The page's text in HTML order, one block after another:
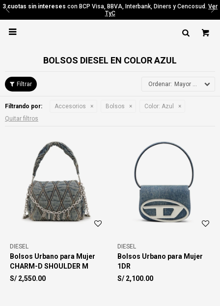
3 cuotas sin intereses con BCP Visa, BBVA, Interbank, Diners y Cencosud. Ver
TyC

BOLSOS DIESEL EN COLOR AZUL
Mayor precio
Filtrando por: Accesorios Bolsos Color: Azul
Quitar filtros
DIESEL
Bolsos Urbano para Mujer
CHARM-D SHOULDER M
S/ 2,550.00
DIESEL
Bolsos Urbano para Mujer
1DR
S/ 2,100.00